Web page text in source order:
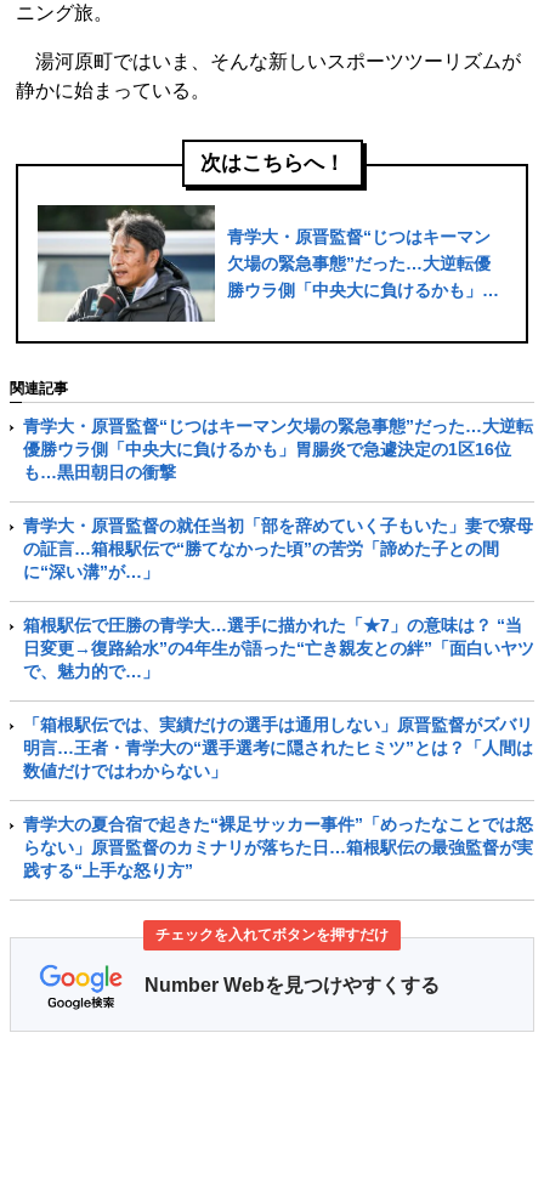
ニング旅。
湯河原町ではいま、そんな新しいスポーツツーリズムが
静かに始まっている。
次はこちらへ！
青学大・原晋監督“じつはキーマン
欠場の緊急事態”だった…大逆転優
勝ウラ側「中央大に負けるかも」胃
朝日の衝撃
関連記事
青学大・原晋監督“じつはキーマン欠場の緊急事態”だった…大逆転
優勝ウラ側「中央大に負けるかも」胃腸炎で急遽決定の1区16位
も…黒田朝日の衝撃
青学大・原晋監督の就任当初「部を辞めていく子もいた」妻で寮母
の証言…箱根駅伝で“勝てなかった頃”の苦労「諦めた子との間
に“深い溝”が…」
箱根駅伝で圧勝の青学大…選手に描かれた「★7」の意味は？ “当
日変更→復路給水”の4年生が語った“亡き親友との絆”「面白いヤツ
で、魅力的で…」
「箱根駅伝では、実績だけの選手は通用しない」原晋監督がズバリ
明言…王者・青学大の“選手選考に隠されたヒミツ”とは？「人間は
数値だけではわからない」
青学大の夏合宿で起きた“裸足サッカー事件”「めったなことでは怒
らない」原晋監督のカミナリが落ちた日…箱根駅伝の最強監督が実
践する“上手な怒り方”
チェックを入れてボタンを押すだけ
Number Webを見つけやすくする